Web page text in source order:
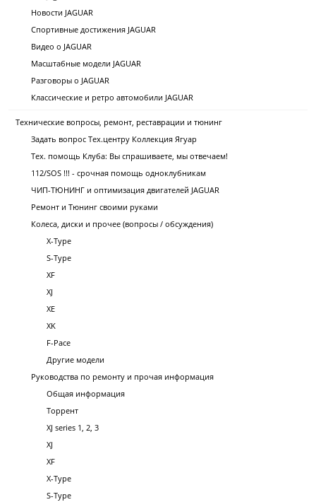
Новости JAGUAR
Спортивные достижения JAGUAR
Видео о JAGUAR
Масштабные модели JAGUAR
Разговоры о JAGUAR
Классические и ретро автомобили JAGUAR
Технические вопросы, ремонт, реставрации и тюнинг
Задать вопрос Тех.центру Коллекция Ягуар
Тех. помощь Клуба: Вы спрашиваете, мы отвечаем!
112/SOS !!! - срочная помощь одноклубникам
ЧИП-ТЮНИНГ и оптимизация двигателей JAGUAR
Ремонт и Тюнинг своими руками
Колеса, диски и прочее (вопросы / обсуждения)
X-Type
S-Type
XF
XJ
XE
XK
F-Pace
Другие модели
Руководства по ремонту и прочая информация
Общая информация
Торрент
XJ series 1, 2, 3
XJ
XF
X-Type
S-Type